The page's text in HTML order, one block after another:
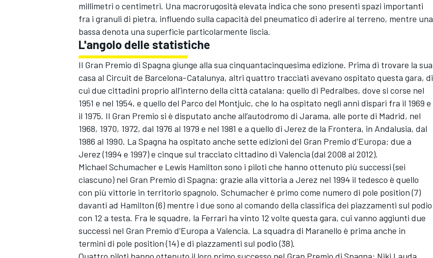
RALLY
millimetri o centimetri. Una macrorugosità elevata indica che sono presenti spazi importanti
fra i granuli di pietra, influendo sulla capacità del pneumatico di aderire al terreno, mentre una
bassa denota una superficie particolarmente liscia.
L'angolo delle statistiche
Il Gran Premio di Spagna giunge alla sua cinquantacinquesima edizione. Prima di trovare la sua
casa al Circuit de Barcelona-Catalunya, altri quattro tracciati avevano ospitato questa gara, di
cui due cittadini proprio all’interno della città catalana: quello di Pedralbes, dove si corse nel
1951 e nel 1954, e quello del Parco del Montjuic, che lo ha ospitato negli anni dispari fra il 1969 e
il 1975. Il Gran Premio si è disputato anche all’autodromo di Jarama, alle porte di Madrid, nel
1968, 1970, 1972, dal 1976 al 1979 e nel 1981 e a quello di Jerez de la Frontera, in Andalusia, dal
1986 al 1990. La Spagna ha ospitato anche sette edizioni del Gran Premio d’Europa: due a
Jerez (1994 e 1997) e cinque sul tracciato cittadino di Valencia (dal 2008 al 2012).
Michael Schumacher e Lewis Hamilton sono i piloti che hanno ottenuto più successi (sei
ciascuno) nel Gran Premio di Spagna: grazie alla vittoria a Jerez nel 1994 il tedesco è quello
con più vittorie in territorio spagnolo. Schumacher è primo come numero di pole position (7)
davanti ad Hamilton (6) mentre i due sono al comando della classifica dei piazzamenti sul podio
con 12 a testa. Fra le squadre, la Ferrari ha vinto 12 volte questa gara, cui vanno aggiunti due
successi nel Gran Premio d’Europa a Valencia. La squadra di Maranello è prima anche in
termini di pole position (14) e di piazzamenti sul podio (38).